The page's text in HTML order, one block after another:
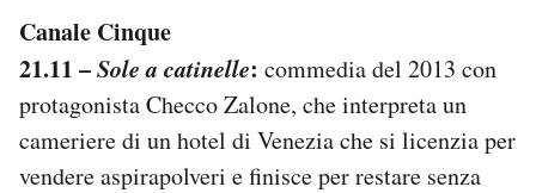
Canale Cinque
21.11 –Sole a catinelle: commedia del 2013 con
protagonista Checco Zalone, che interpreta un
cameriere di un hotel di Venezia che si licenzia per
vendere aspirapolveri e finisce per restare senza